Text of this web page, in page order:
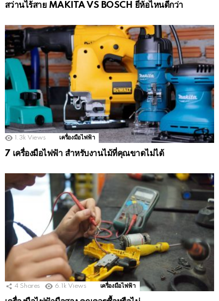
สว่านไร้สาย MAKITA VS BOSCH ยี่ห้อไหนดีกว่า
1.3k Views เครื่องมือไฟฟ้า
7 เครื่องมือไฟฟ้า สำหรับงานไม้ที่คุณขาดไม่ได้
4 Shares 6.1k Views เครื่องมือไฟฟ้า